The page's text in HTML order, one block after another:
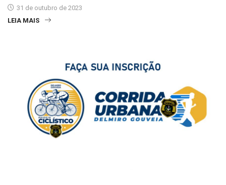
31 de outubro de 2023
LEIA MAIS